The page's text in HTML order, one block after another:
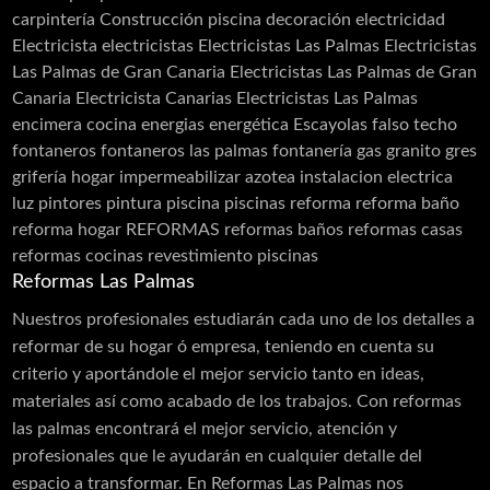
carpintería Construcción piscina decoración electricidad
Electricista electricistas Electricistas Las Palmas Electricistas
Las Palmas de Gran Canaria Electricistas Las Palmas de Gran
Canaria Electricista Canarias Electricistas Las Palmas
encimera cocina energias energética Escayolas falso techo
fontaneros fontaneros las palmas fontanería gas granito gres
grifería hogar impermeabilizar azotea instalacion electrica
luz pintores pintura piscina piscinas reforma reforma baño
reforma hogar REFORMAS reformas baños reformas casas
reformas cocinas revestimiento piscinas
Reformas Las Palmas
Nuestros profesionales estudiarán cada uno de los detalles a
reformar de su hogar ó empresa, teniendo en cuenta su
criterio y aportándole el mejor servicio tanto en ideas,
materiales así como acabado de los trabajos. Con reformas
las palmas encontrará el mejor servicio, atención y
profesionales que le ayudarán en cualquier detalle del
espacio a transformar. En Reformas Las Palmas nos